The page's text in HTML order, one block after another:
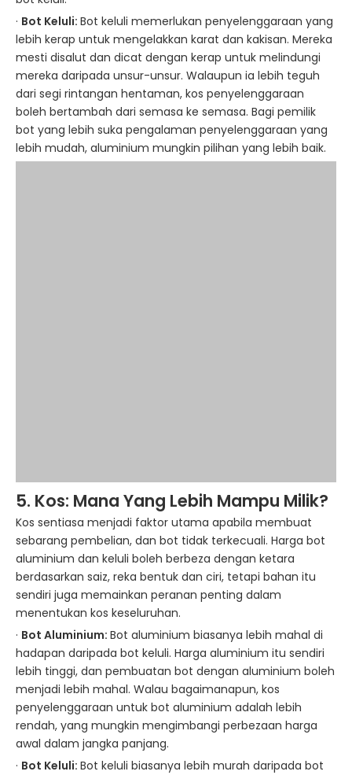
· Bot Keluli: Bot keluli memerlukan penyelenggaraan yang
lebih kerap untuk mengelakkan karat dan kakisan. Mereka
mesti disalut dan dicat dengan kerap untuk melindungi
mereka daripada unsur-unsur. Walaupun ia lebih teguh
dari segi rintangan hentaman, kos penyelenggaraan
boleh bertambah dari semasa ke semasa. Bagi pemilik
bot yang lebih suka pengalaman penyelenggaraan yang
lebih mudah, aluminium mungkin pilihan yang lebih baik.
5. Kos: Mana Yang Lebih Mampu Milik?
Kos sentiasa menjadi faktor utama apabila membuat
sebarang pembelian, dan bot tidak terkecuali. Harga bot
aluminium dan keluli boleh berbeza dengan ketara
berdasarkan saiz, reka bentuk dan ciri, tetapi bahan itu
sendiri juga memainkan peranan penting dalam
menentukan kos keseluruhan.
· Bot Aluminium: Bot aluminium biasanya lebih mahal di
hadapan daripada bot keluli. Harga aluminium itu sendiri
lebih tinggi, dan pembuatan bot dengan aluminium boleh
menjadi lebih mahal. Walau bagaimanapun, kos
penyelenggaraan untuk bot aluminium adalah lebih
rendah, yang mungkin mengimbangi perbezaan harga
awal dalam jangka panjang.
· Bot Keluli: Bot keluli biasanya lebih murah daripada bot